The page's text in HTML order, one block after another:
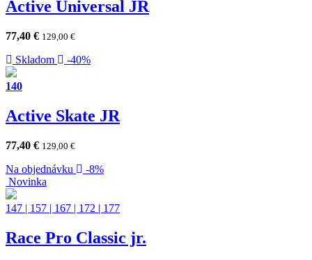
Active Universal JR
77,40 € 129,00 €
Skladom -40%
140
Active Skate JR
77,40 € 129,00 €
Na objednávku
-8%
Novinka
147 | 157 | 167 | 172 | 177
Race Pro Classic jr.